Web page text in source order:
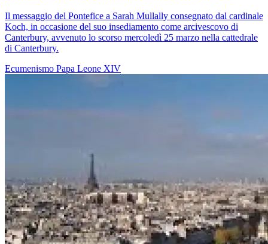
Il messaggio del Pontefice a Sarah Mullally consegnato dal cardinale
Koch, in occasione del suo insediamento come arcivescovo di
Canterbury, avvenuto lo scorso mercoledì 25 marzo nella cattedrale
di Canterbury.
Ecumenismo Papa Leone XIV